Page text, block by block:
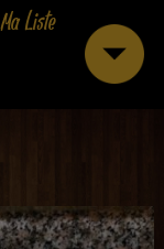
Ma Liste